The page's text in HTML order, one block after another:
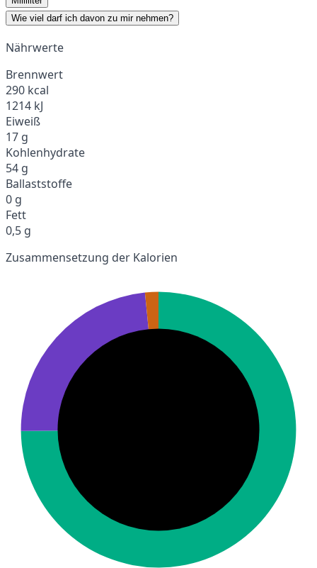
Wie viel darf ich davon zu mir nehmen?
Nährwerte
Brennwert
290 kcal
1214 kJ
Eiweiß
17 g
Kohlenhydrate
54 g
Ballaststoffe
0 g
Fett
0,5 g
Zusammensetzung der Kalorien